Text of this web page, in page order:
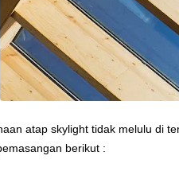
atap skylight tidak melulu di
berikut :